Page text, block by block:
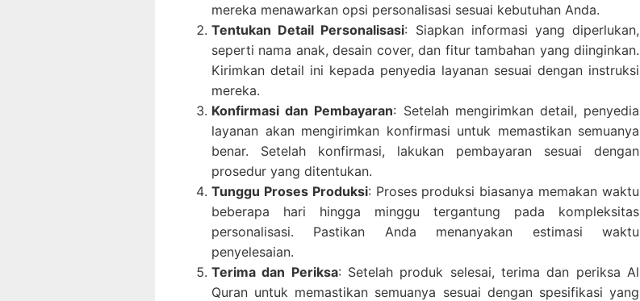
mereka menawarkan opsi personalisasi sesuai kebutuhan Anda.
Tentukan Detail Personalisasi: Siapkan informasi yang diperlukan,
seperti nama anak, desain cover, dan fitur tambahan yang diinginkan.
Kirimkan detail ini kepada penyedia layanan sesuai dengan instruksi
mereka.
Konfirmasi dan Pembayaran: Setelah mengirimkan detail, penyedia
layanan akan mengirimkan konfirmasi untuk memastikan semuanya
benar. Setelah konfirmasi, lakukan pembayaran sesuai dengan
prosedur yang ditentukan.
Tunggu Proses Produksi: Proses produksi biasanya memakan waktu
beberapa hari hingga minggu tergantung pada kompleksitas
personalisasi. Pastikan Anda menanyakan estimasi waktu
penyelesaian.
Terima dan Periksa: Setelah produk selesai, terima dan periksa Al
Quran untuk memastikan semuanya sesuai dengan spesifikasi yang